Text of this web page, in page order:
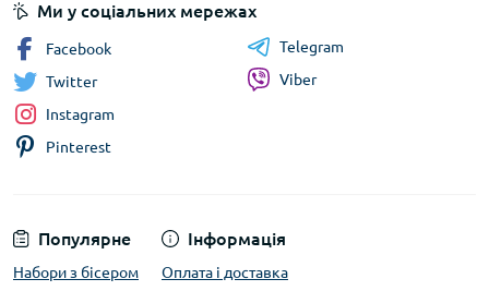
Популярне
Набори з бісером
Інформація
Оплата і доставка
Ми у соціальних мережах
Facebook
Twitter
Instagram
Pinterest
Telegram
Viber